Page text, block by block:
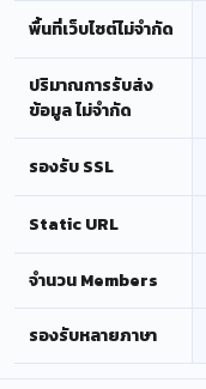
พื้นที่เว็บไซต์ไม่จำกัด
ปริมาณการรับส่ง
ข้อมูล ไม่จำกัด
รองรับ SSL
Static URL
จำนวน Members
รองรับหลายภาษา